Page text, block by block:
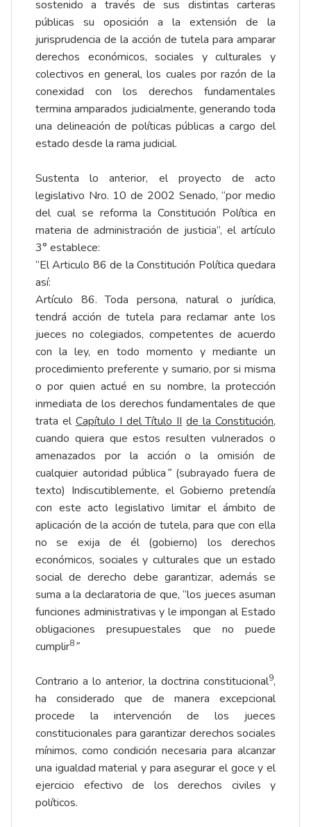
sostenido a través de sus distintas carteras
públicas su oposición a la extensión de la
jurisprudencia de la acción de tutela para amparar
derechos económicos, sociales y culturales y
colectivos en general, los cuales por razón de la
conexidad con los derechos fundamentales
termina amparados judicialmente, generando toda
una delineación de políticas públicas a cargo del
estado desde la rama judicial.
Sustenta lo anterior, el proyecto de acto
legislativo Nro. 10 de 2002 Senado, “por medio
del cual se reforma la Constitución Política en
materia de administración de justicia”, el artículo
3° establece:
“El Articulo 86 de la Constitución Política quedara
así:
Artículo 86. Toda persona, natural o jurídica,
tendrá acción de tutela para reclamar ante los
jueces no colegiados, competentes de acuerdo
con la ley, en todo momento y mediante un
procedimiento preferente y sumario, por si misma
o por quien actué en su nombre, la protección
inmediata de los derechos fundamentales de que
trata el Capítulo I del Título II de la Constitución,
cuando quiera que estos resulten vulnerados o
amenazados por la acción o la omisión de
cualquier autoridad pública” (subrayado fuera de
texto) Indiscutiblemente, el Gobierno pretendía
con este acto legislativo limitar el ámbito de
aplicación de la acción de tutela, para que con ella
no se exija de él (gobierno) los derechos
económicos, sociales y culturales que un estado
social de derecho debe garantizar, además se
suma a la declaratoria de que, “los jueces asuman
funciones administrativas y le impongan al Estado
obligaciones presupuestales que no puede
cumplir8”
Contrario a lo anterior, la doctrina constitucional9,
ha considerado que de manera excepcional
procede la intervención de los jueces
constitucionales para garantizar derechos sociales
mínimos, como condición necesaria para alcanzar
una igualdad material y para asegurar el goce y el
ejercicio efectivo de los derechos civiles y
políticos.